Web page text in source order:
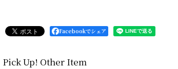
Facebookでシェア
Pick Up! Other Item